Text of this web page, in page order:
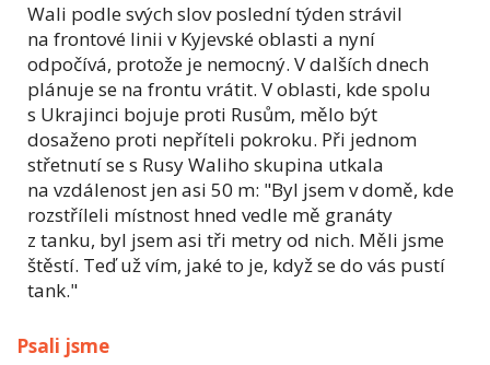
Wali podle svých slov poslední týden strávil
na frontové linii v Kyjevské oblasti a nyní
odpočívá, protože je nemocný. V dalších dnech
plánuje se na frontu vrátit. V oblasti, kde spolu
s Ukrajinci bojuje proti Rusům, mělo být
dosaženo proti nepříteli pokroku. Při jednom
střetnutí se s Rusy Waliho skupina utkala
na vzdálenost jen asi 50 m: "Byl jsem v domě, kde
rozstříleli místnost hned vedle mě granáty
z tanku, byl jsem asi tři metry od nich. Měli jsme
štěstí. Teď už vím, jaké to je, když se do vás pustí
tank."
Psali jsme